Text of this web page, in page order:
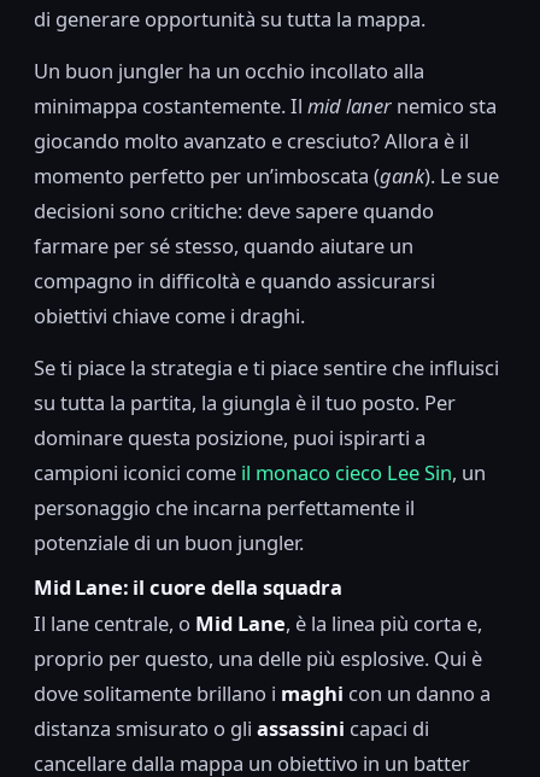
di generare opportunità su tutta la mappa.
Un buon jungler ha un occhio incollato alla
minimappa costantemente. Il mid laner nemico sta
giocando molto avanzato e cresciuto? Allora è il
momento perfetto per un’imboscata (gank). Le sue
decisioni sono critiche: deve sapere quando
farmare per sé stesso, quando aiutare un
compagno in difficoltà e quando assicurarsi
obiettivi chiave come i draghi.
Se ti piace la strategia e ti piace sentire che influisci
su tutta la partita, la giungla è il tuo posto. Per
dominare questa posizione, puoi ispirarti a
campioni iconici come il monaco cieco Lee Sin, un
personaggio che incarna perfettamente il
potenziale di un buon jungler.
Mid Lane: il cuore della squadra
Il lane centrale, o Mid Lane, è la linea più corta e,
proprio per questo, una delle più esplosive. Qui è
dove solitamente brillano i maghi con un danno a
distanza smisurato o gli assassini capaci di
cancellare dalla mappa un obiettivo in un batter